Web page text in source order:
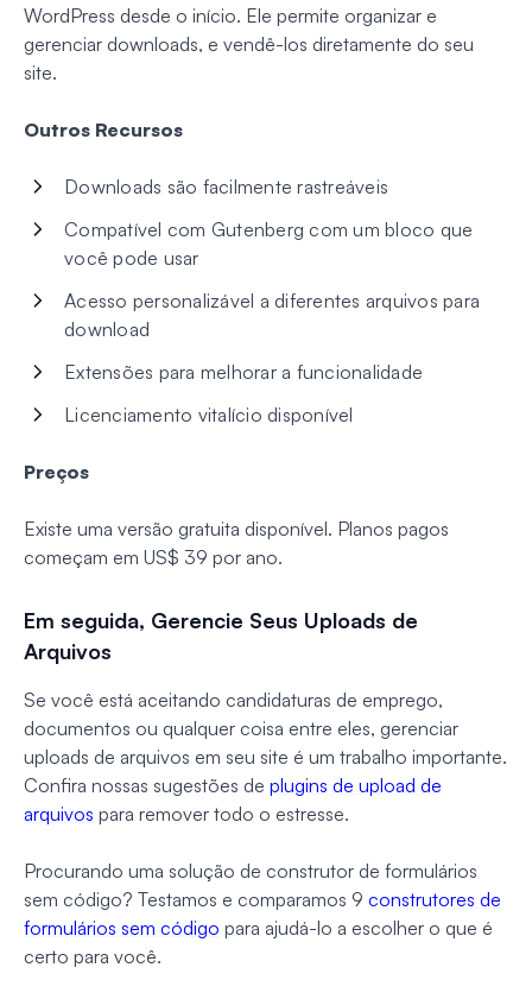
WordPress desde o início. Ele permite organizar e
gerenciar downloads, e vendê-los diretamente do seu
site.
Outros Recursos
Downloads são facilmente rastreáveis
Compatível com Gutenberg com um bloco que
você pode usar
Acesso personalizável a diferentes arquivos para
download
Extensões para melhorar a funcionalidade
Licenciamento vitalício disponível
Preços
Existe uma versão gratuita disponível. Planos pagos
começam em US$ 39 por ano.
Em seguida, Gerencie Seus Uploads de
Arquivos
Se você está aceitando candidaturas de emprego,
documentos ou qualquer coisa entre eles, gerenciar
uploads de arquivos em seu site é um trabalho importante.
Confira nossas sugestões de plugins de upload de
arquivos para remover todo o estresse.
Procurando uma solução de construtor de formulários
sem código? Testamos e comparamos 9 construtores de
formulários sem código para ajudá-lo a escolher o que é
certo para você.